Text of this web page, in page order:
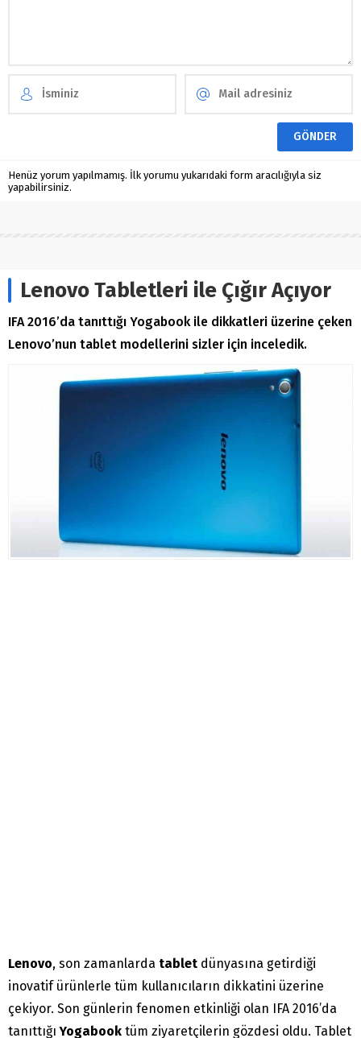
Henüz yorum yapılmamış. İlk yorumu yukarıdaki form aracılığıyla siz
yapabilirsiniz.
Lenovo Tabletleri ile Çığır Açıyor
IFA 2016’da tanıttığı Yogabook ile dikkatleri üzerine çeken
Lenovo’nun tablet modellerini sizler için inceledik.
Lenovo, son zamanlarda tablet dünyasına getirdiği
inovatif ürünlerle tüm kullanıcıların dikkatini üzerine
çekiyor. Son günlerin fenomen etkinliği olan IFA 2016’da
tanıttığıYogabook tüm ziyaretçilerin gözdesi oldu. Tablet